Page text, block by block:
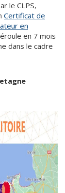
le CLPS,
Certificat de
en
en 7 mois
dans le cadre